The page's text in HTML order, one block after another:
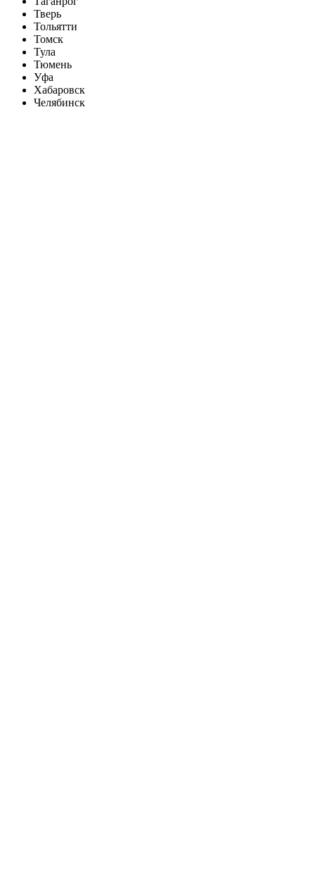
Тверь
Тольятти
Томск
Тула
Тюмень
Уфа
Хабаровск
Челябинск